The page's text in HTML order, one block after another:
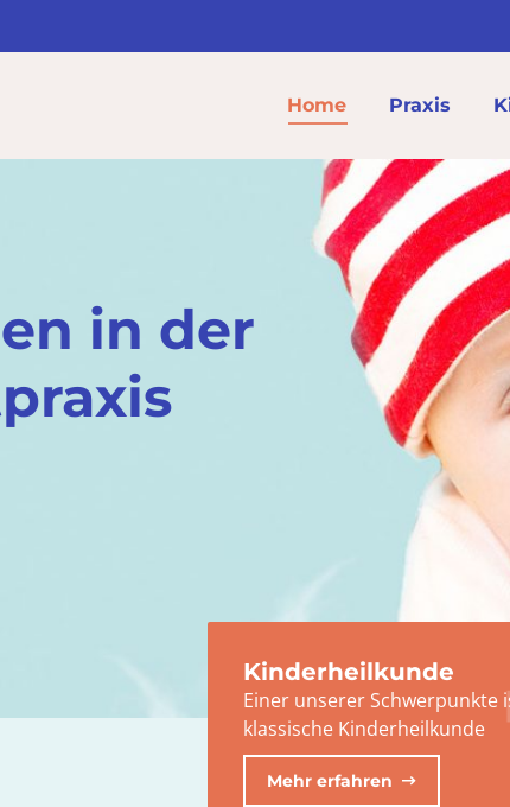
Home Praxis
in der
Kinderheilkunde
Einer unserer Schwerpunkte
klassische Kinderheilkunde
Mehr erfahren